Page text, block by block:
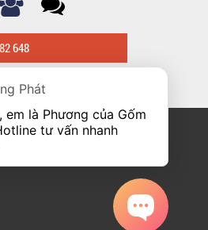
648
Phát
em là Phương của Gốm